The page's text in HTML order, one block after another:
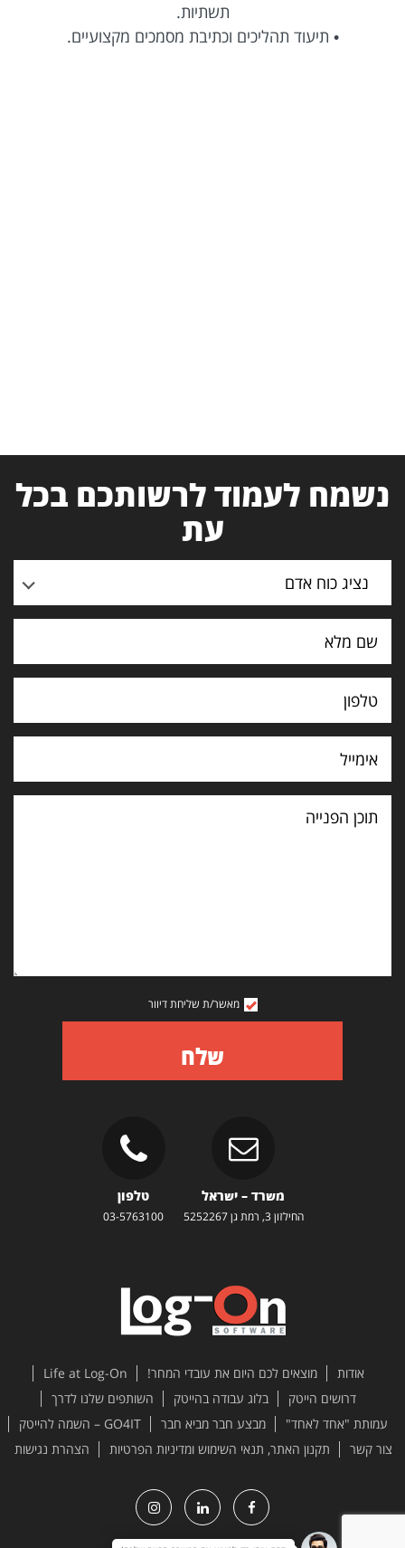
תשתיות.
• תיעוד תהליכים וכתיבת מסמכים מקצועיים.
נשמח לעמוד לרשותכם בכל
עת
נציג כוח אדם
תוכן
הפנייה
מאשר/ת שליחת דיוור
שלח
משרד – ישראל
החילזון 3, רמת גן 5252267
טלפון
03-5763100
אודות מוצאים לכם היום את עובדי המחר!
Life at Log-On
דרושים הייטק
בלוג עבודה בהייטק
השותפים שלנו לדרך
עמותת "אחד לאחד"
מבצע חבר מביא חבר
GO4IT – השמה להייטק
צור קשר
תקנון האתר, תנאי השימוש ומדיניות הפרטיות הצהרת נגישות